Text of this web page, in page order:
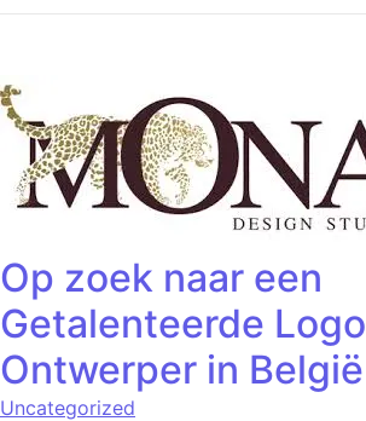
Op zoek naar een
Getalenteerde Logo
Ontwerper in België
Uncategorized